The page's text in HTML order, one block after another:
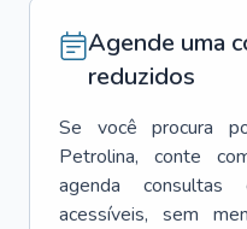
Agende uma
reduzidos
Se você procura
Petrolina, conte
agenda
acessíveis, sem